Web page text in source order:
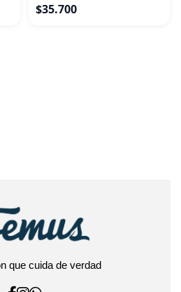
$35.700
que cuida de verdad